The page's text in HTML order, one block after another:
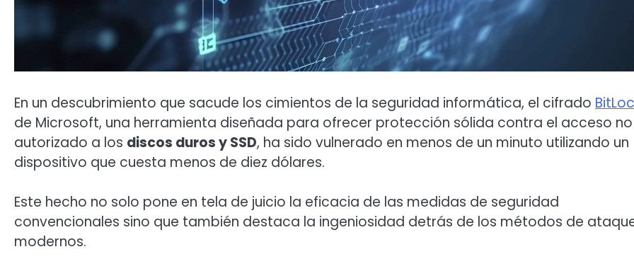
En un descubrimiento que sacude los cimientos de la seguridad informática, el cifrado
de Microsoft, una herramienta diseñada para ofrecer protección sólida contra el acceso no
autorizado a los discos duros y SSD, ha sido vulnerado en menos de un minuto utilizando un
dispositivo que cuesta menos de diez dólares.
Este hecho no solo pone en tela de juicio la eficacia de las medidas de seguridad
convencionales sino que también destaca la ingeniosidad detrás de los métodos de
modernos.